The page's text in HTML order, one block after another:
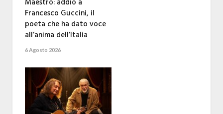
Francesco Guccini, il
poeta che ha dato voce
all’anima dell’Italia
6 Agosto 2026